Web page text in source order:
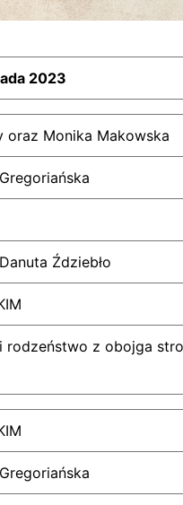
2023
oraz Monika Makowska
Ździebło
rodzeństwo z obojga